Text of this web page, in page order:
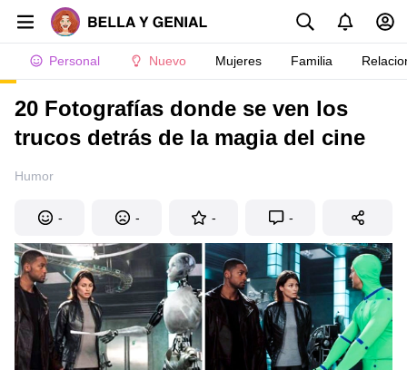
Personal Nuevo Mujeres Familia
20 Fotografías donde se ven los
trucos detrás de la magia del cine
Humor
- - - -